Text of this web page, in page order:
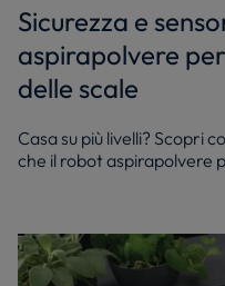
Sicurezza e
aspirapolvere
delle scale
Casa su più livelli? Scopri
che il robot aspirapolvere